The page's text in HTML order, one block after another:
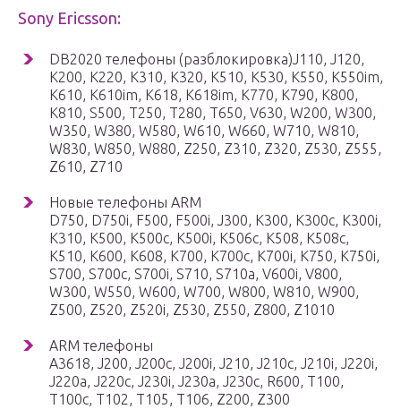
Sony Ericsson:
DB2020 телефоны (разблокировка)J110, J120,
K200, K220, K310, K320, K510, K530, K550, K550im,
K610, K610im, K618, K618im, K770, K790, K800,
K810, S500, T250, T280, T650, V630, W200, W300,
W350, W380, W580, W610, W660, W710, W810,
W830, W850, W880, Z250, Z310, Z320, Z530, Z555,
Z610, Z710
Новые телефоны ARM
D750, D750i, F500, F500i, J300, K300, K300c, K300i,
K310, K500, K500c, K500i, K506c, K508, K508c,
K510, K600, K608, K700, K700c, K700i, K750, K750i,
S700, S700c, S700i, S710, S710a, V600i, V800,
W300, W550, W600, W700, W800, W810, W900,
Z500, Z520, Z520i, Z530, Z550, Z800, Z1010
ARM телефоны
A3618, J200, J200c, J200i, J210, J210c, J210i, J220i,
J220a, J220c, J230i, J230a, J230c, R600, T100,
T100c, T102, T105, T106, Z200, Z300